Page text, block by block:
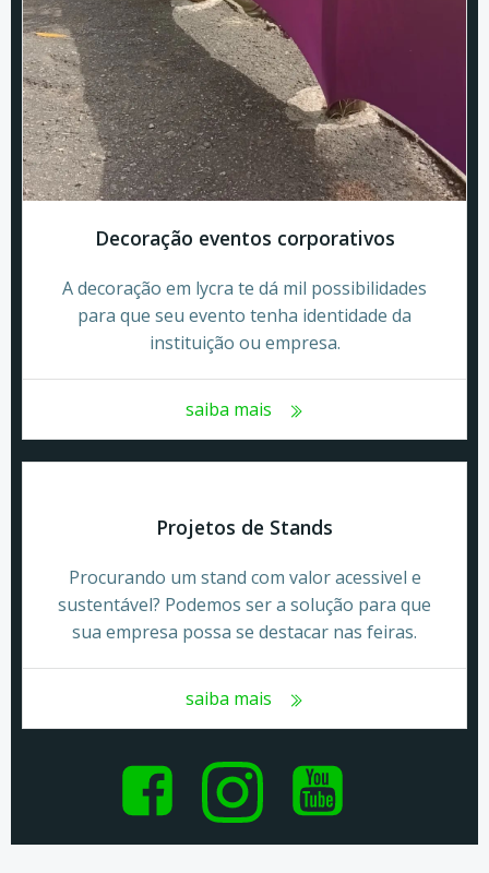
Decoração eventos corporativos
A decoração em lycra te dá mil possibilidades
para que seu evento tenha identidade da
instituição ou empresa.
saiba mais
Projetos de Stands
Procurando um stand com valor acessivel e
sustentável? Podemos ser a solução para que
sua empresa possa se destacar nas feiras.
saiba mais